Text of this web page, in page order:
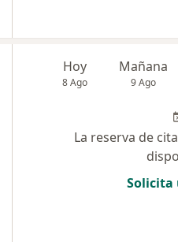
Hoy
8 Ago
Mañana
9 Ago
La reserva de
Solicita